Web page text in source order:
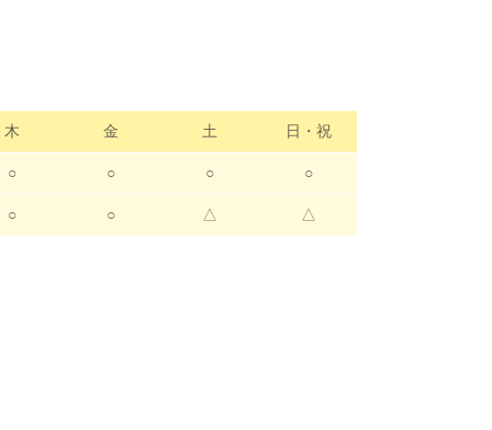
木 金 土 日・祝
○ ○ ○ ○
○ ○ △ △